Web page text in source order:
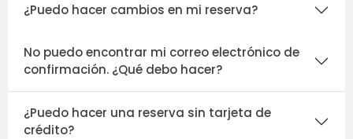
¿Puedo hacer cambios en mi reserva?
No puedo encontrar mi correo electrónico de
confirmación. ¿Qué debo hacer?
¿Puedo hacer una reserva sin tarjeta de
crédito?